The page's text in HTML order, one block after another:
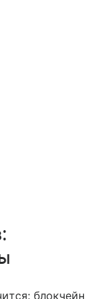
блокчейн